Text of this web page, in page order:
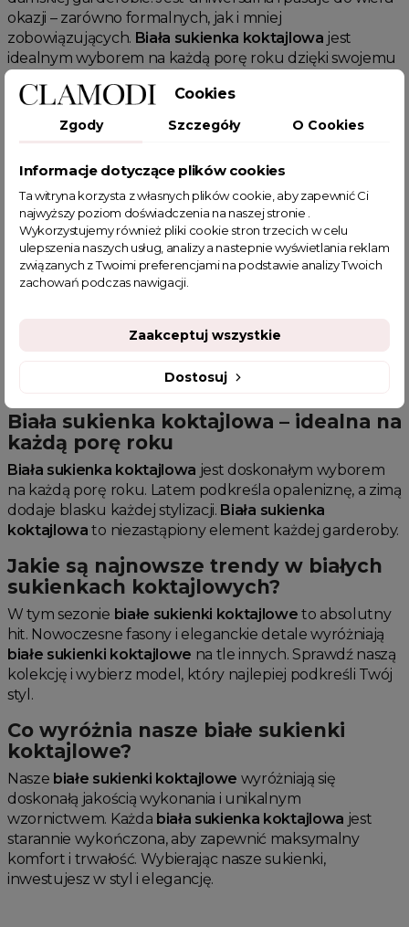
okazji – zarówno formalnych, jak i mniej
zobowiązujących. Biała sukienka koktajlowa jest
idealnym wyborem na każdą porę roku dzięki swojemu
Jak stylizować białą sukienkę
koktajlową?
Stylizowanie białej sukienki koktajlowej
Biała sukienka koktajlowa
klasycznych, jak i nowoczesnych dodatków. Można ją
zestawić z eleganckimi szpilkami i delikatną biżuterią,
tworząc wyjątkowy, wieczorowy look.
Jak dbać o białą sukienkę koktajlową?
zachowania jej nieskazitelnego wyglądu. Regularne
pranie ręczne lub w delikatnym cyklu w pralce oraz
białej sukienki koktajlowejna długo.
Biała sukienka koktajlowa – idealna na
każdą porę roku
Biała sukienka koktajlowa jest doskonałym wyborem
na każdą porę roku. Latem podkreśla opaleniznę, a zimą
dodaje blasku każdej stylizacji. Biała sukienka
koktajlowa to niezastąpiony element każdej garderoby.
Jakie są najnowsze trendy w białych
sukienkach koktajlowych?
W tym sezonie białe sukienki koktajlowe to absolutny
hit. Nowoczesne fasony i eleganckie detale wyróżniają
białe sukienki koktajlowe na tle innych. Sprawdź naszą
kolekcję i wybierz model, który najlepiej podkreśli Twój
styl.
Co wyróżnia nasze białe sukienki
koktajlowe?
Nasze białe sukienki koktajlowe wyróżniają się
doskonałą jakością wykonania i unikalnym
wzornictwem. Każda biała sukienka koktajlowa jest
starannie wykończona, aby zapewnić maksymalny
komfort i trwałość. Wybierając nasze sukienki,
inwestujesz w styl i elegancję.
Cookies
Zgody Szczegóły O Cookies
Informacje dotyczące plików cookies
Ta witryna korzysta z własnych plików cookie, aby zapewnić Ci
najwyższy poziom doświadczenia na naszej stronie .
Wykorzystujemy również pliki cookie stron trzecich w celu
ulepszenia naszych usług, analizy a nastepnie wyświetlania reklam
związanych z Twoimi preferencjami na podstawie analizy Twoich
zachowań podczas nawigacji.
Dostosuj
Zaakceptuj wszystkie